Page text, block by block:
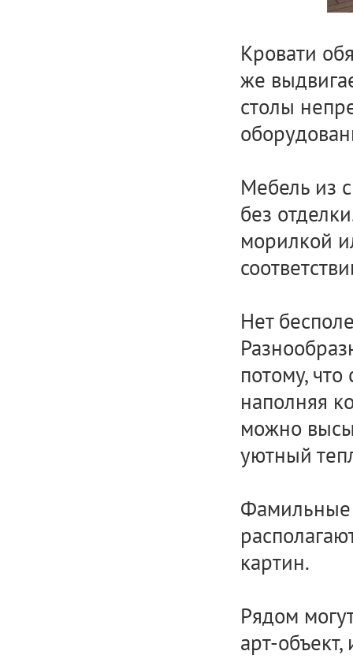
Кровати
же
столы
Мебель из
без
морилкой
Нет
потому,
наполняя
можно
уютный
Фамильные
картин.
Рядом
арт-